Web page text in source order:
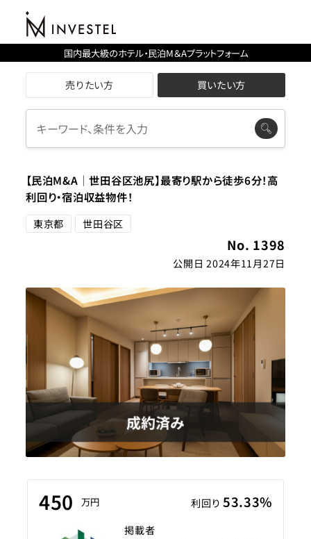
国内最大級のホテル・民泊M＆Aプラットフォーム
売りたい方 買いたい方
【民泊M&A│世田谷区池尻】最寄り駅から徒歩6分！高
利回り・宿泊収益物件！
東京都 世田谷区
No. 1398
公開日 2024年11月27日
450 万円 利回り 53.33%
掲載者